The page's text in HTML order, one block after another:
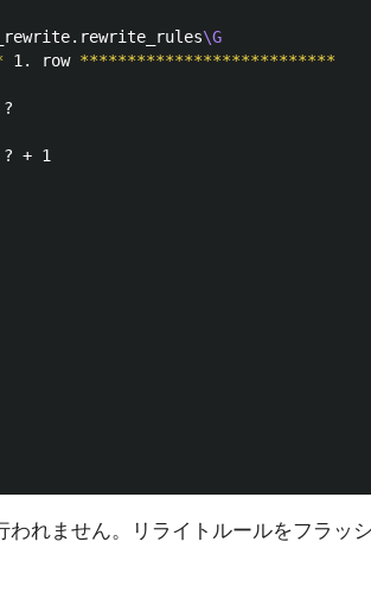
\G
1. row ***************************
+ 1
われません。リライトルールをフラッ